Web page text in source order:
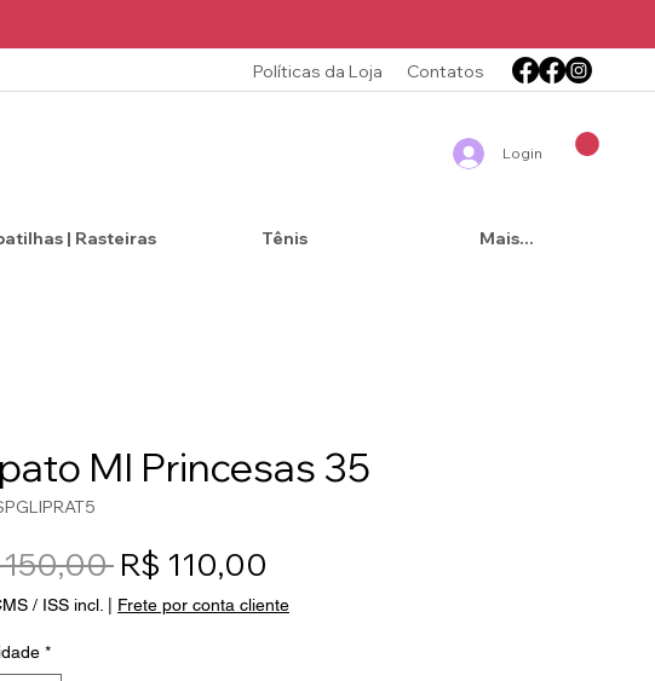
Políticas da Loja Contatos
Login
| Rasteiras Tênis Mais...
MI Princesas 35
150,00 Preço normal
R$ 110,00
/ ISS incl. Frete por conta cliente
*